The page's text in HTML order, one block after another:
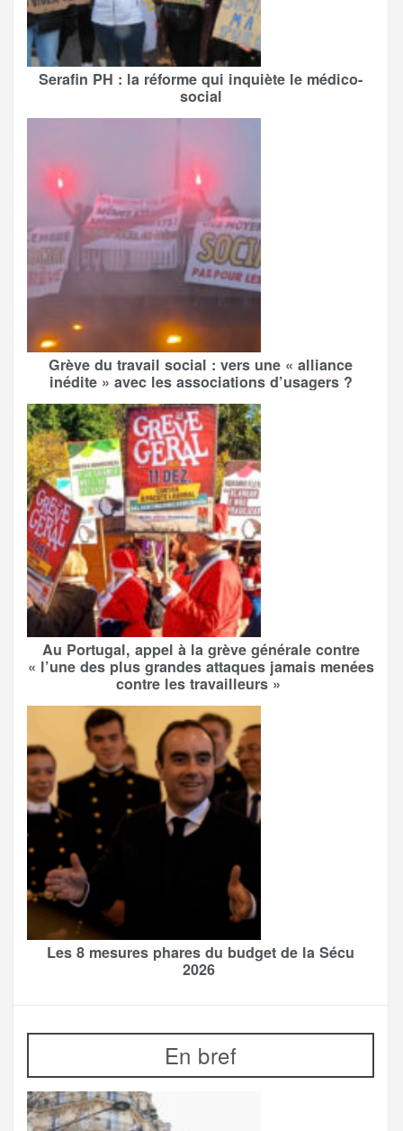
Serafin PH : la réforme qui inquiète le médico-
social
Grève du travail social : vers une « alliance
inédite » avec les associations d’usagers ?
Au Portugal, appel à la grève générale contre
« l’une des plus grandes attaques jamais menées
contre les travailleurs »
Les 8 mesures phares du budget de la Sécu
2026
En bref